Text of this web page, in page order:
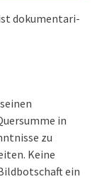
ist do­ku­men­ta­ri­
in
zu
Keine
ein